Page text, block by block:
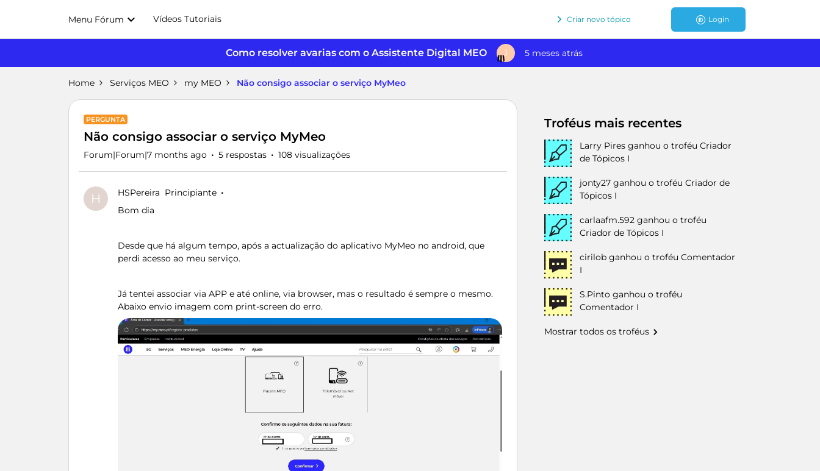
Menu Fórum Vídeos Tutoriais Criar novo tópico Login
Como resolver avarias com o Assistente Digital MEO J 5 meses atrás
Home Serviços MEO my MEO Não consigo associar o serviço MyMeo
PERGUNTA
Não consigo associar o serviço MyMeo
Forum|Forum|7 months ago 5 respostas 108 visualizações
H HSPereira Principiante
Bom dia
Desde que há algum tempo, após a actualização do aplicativo MyMeo no android, que
perdi acesso ao meu serviço.
Já tentei associar via APP e até online, via browser, mas o resultado é sempre o mesmo.
Abaixo envio imagem com print-screen do erro.
Troféus mais recentes
Larry Pires ganhou o troféu Criador
de Tópicos I
jonty27 ganhou o troféu Criador de
Tópicos I
carlaafm.592 ganhou o troféu
Criador de Tópicos I
cirilob ganhou o troféu Comentador
I
S.Pinto ganhou o troféu
Comentador I
Mostrar todos os troféus